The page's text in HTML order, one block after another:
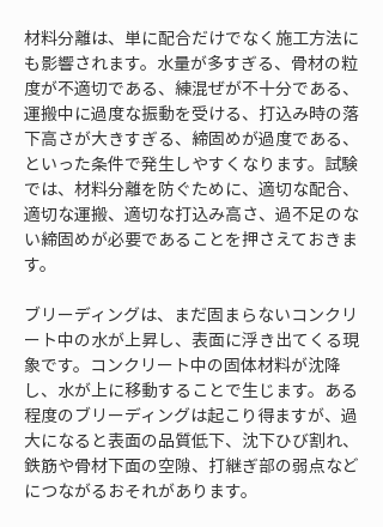
材料分離は、単に配合だけでなく施工方法に
も影響されます。水量が多すぎる、骨材の粒
度が不適切である、練混ぜが不十分である、
運搬中に過度な振動を受ける、打込み時の落
下高さが大きすぎる、締固めが過度である、
といった条件で発生しやすくなります。試験
では、材料分離を防ぐために、適切な配合、
適切な運搬、適切な打込み高さ、過不足のな
い締固めが必要であることを押さえておきま
す。
ブリーディングは、まだ固まらないコンクリ
ート中の水が上昇し、表面に浮き出てくる現
象です。コンクリート中の固体材料が沈降
し、水が上に移動することで生じます。ある
程度のブリーディングは起こり得ますが、過
大になると表面の品質低下、沈下ひび割れ、
鉄筋や骨材下面の空隙、打継ぎ部の弱点など
につながるおそれがあります。